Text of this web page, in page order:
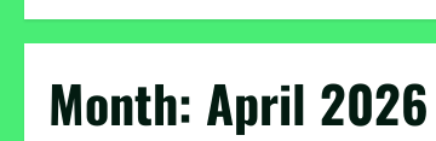
Month: April 2026